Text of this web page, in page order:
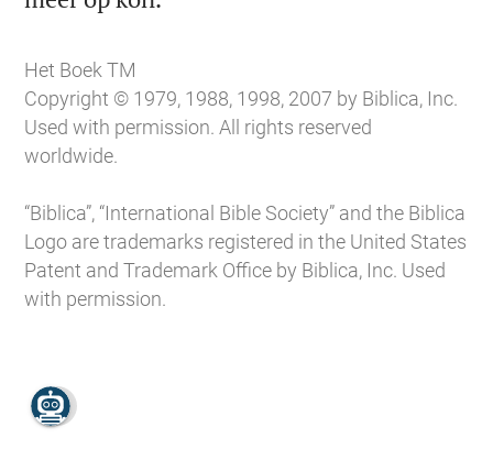
Het Boek TM
Copyright © 1979, 1988, 1998, 2007 by Biblica, Inc.
Used with permission. All rights reserved
worldwide.
“Biblica”, “International Bible Society” and the Biblica
Logo are trademarks registered in the United States
Patent and Trademark Office by Biblica, Inc. Used
with permission.